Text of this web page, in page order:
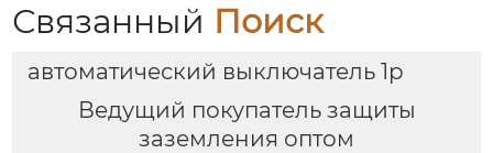
Связанный Поиск
автоматический выключатель 1p
Ведущий покупатель защиты
заземления оптом